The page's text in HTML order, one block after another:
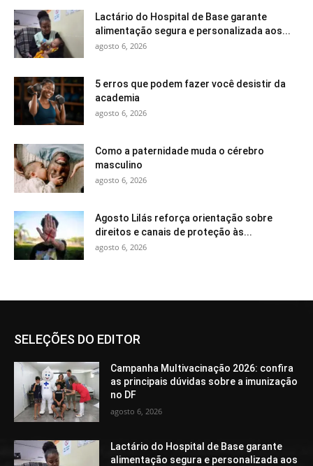
Lactário do Hospital de Base garante
alimentação segura e personalizada aos...
agosto 6, 2026
5 erros que podem fazer você desistir da
academia
agosto 6, 2026
Como a paternidade muda o cérebro
masculino
agosto 6, 2026
Agosto Lilás reforça orientação sobre
direitos e canais de proteção às...
agosto 6, 2026
SELEÇÕES DO EDITOR
Campanha Multivacinação 2026: confira
as principais dúvidas sobre a imunização
no DF
agosto 6, 2026
Lactário do Hospital de Base garante
alimentação segura e personalizada aos